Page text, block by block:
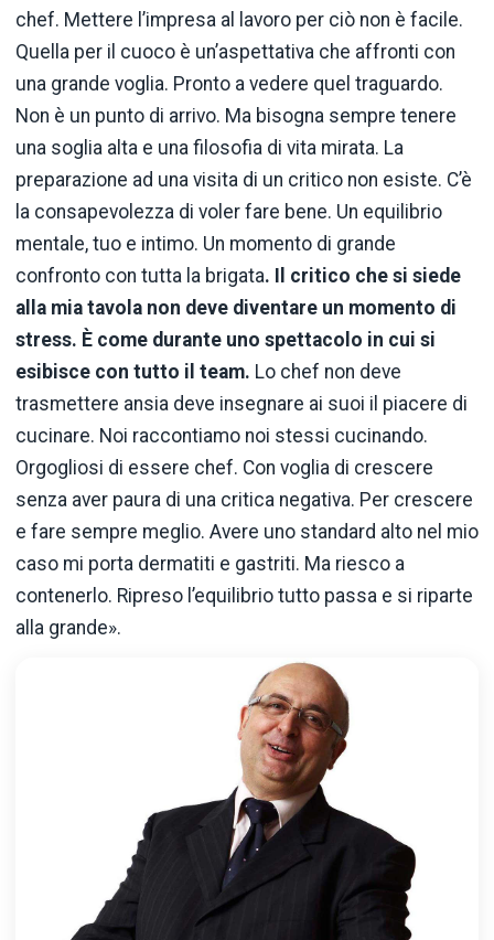
chef. Mettere l’impresa al lavoro per ciò non è facile.
Quella per il cuoco è un’aspettativa che affronti con
una grande voglia. Pronto a vedere quel traguardo.
Non è un punto di arrivo. Ma bisogna sempre tenere
una soglia alta e una filosofia di vita mirata. La
preparazione ad una visita di un critico non esiste. C’è
la consapevolezza di voler fare bene. Un equilibrio
mentale, tuo e intimo. Un momento di grande
confronto con tutta la brigata. Il critico che si siede
alla mia tavola non deve diventare un momento di
stress. È come durante uno spettacolo in cui si
esibisce con tutto il team. Lo chef non deve
trasmettere ansia deve insegnare ai suoi il piacere di
cucinare. Noi raccontiamo noi stessi cucinando.
Orgogliosi di essere chef. Con voglia di crescere
senza aver paura di una critica negativa. Per crescere
e fare sempre meglio. Avere uno standard alto nel mio
caso mi porta dermatiti e gastriti. Ma riesco a
contenerlo. Ripreso l’equilibrio tutto passa e si riparte
alla grande».